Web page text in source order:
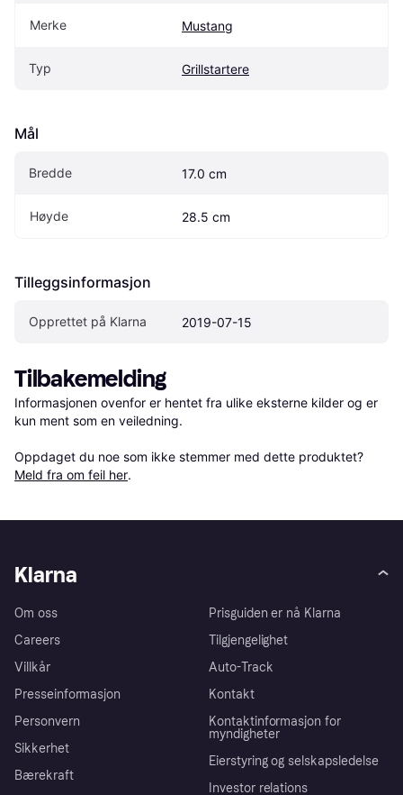
Merke Mustang
Typ Grillstartere
Mål
Bredde 17.0 cm
Høyde 28.5 cm
Tilleggsinformasjon
Opprettet på Klarna 2019-07-15
Tilbakemelding
Informasjonen ovenfor er hentet fra ulike eksterne kilder og er
kun ment som en veiledning.
Oppdaget du noe som ikke stemmer med dette produktet?
Meld fra om feil her.
Klarna
Om oss
Careers
Villkår
Presseinformasjon
Personvern
Sikkerhet
Bærekraft
Prisguiden er nå Klarna
Tilgjengelighet
Auto-Track
Kontakt
Kontaktinformasjon for
myndigheter
Eierstyring og selskapsledelse
Investor relations